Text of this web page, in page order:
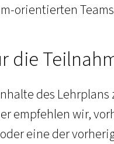
orientierten
die
des Lehrplans
empfehlen wir,
eine der